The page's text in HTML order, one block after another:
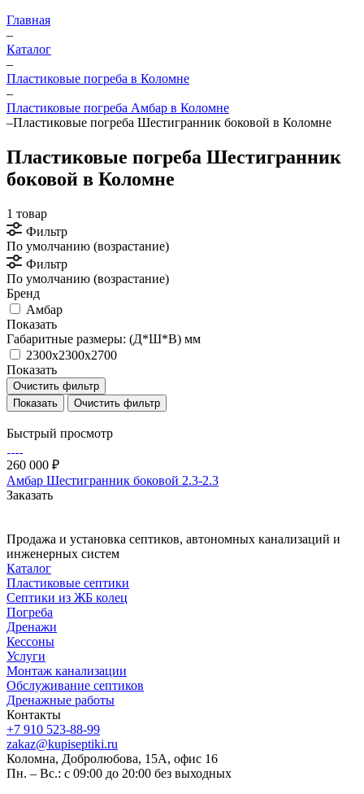
Главная
–
Каталог
–
Пластиковые погреба в Коломне
–
Пластиковые погреба Амбар в Коломне
–Пластиковые погреба Шестигранник боковой в Коломне
Пластиковые погреба Шестигранник
боковой в Коломне
1 товар
Фильтр
По умолчанию (возрастание)
Фильтр
По умолчанию (возрастание)
Бренд
Амбар
Показать
Габаритные размеры: (Д*Ш*В) мм
2300х2300х2700
Показать
Очистить фильтр
Очистить фильтр
Быстрый просмотр
260 000 ₽
Амбар Шестигранник боковой 2.3-2.3
Заказать
Продажа и установка септиков, автономных канализаций и
инженерных систем
Каталог
Пластиковые септики
Септики из ЖБ колец
Погреба
Дренажи
Кессоны
Услуги
Монтаж канализации
Обслуживание септиков
Дренажные работы
Контакты
+7 910 523-88-99
zakaz@kupiseptiki.ru
Коломна, Добролюбова, 15А, офис 16
Пн. – Вс.: с 09:00 до 20:00 без выходных